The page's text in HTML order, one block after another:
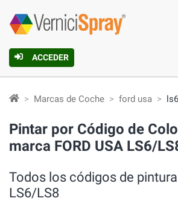
ACCEDER
Marcas de Coche ford usa
Pintar por Código de
marca FORD USA LS6/
Todos los códigos de pintura
LS6/LS8